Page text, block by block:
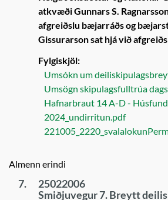
atkvæði Gunnars S.
afgreiðslu bæjarráðs og
Gissurarson sat hjá við
Fylgiskjöl:
Umsókn um
Umsögn skipulagsfulltrúa
Hafnarbraut 14 A-D -
2024_undirritun.pdf
Almenn erindi
7.
25022006
Smiðjuvegur 7. Breytt